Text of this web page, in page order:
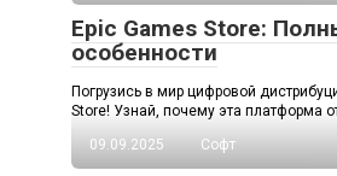
Epic Games Store:
особенности
Погрузись в мир цифровой
Store! Узнай, почему эта платформа
09.09.2025
Софт